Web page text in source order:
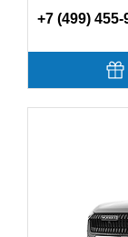
+7 (499) 455-